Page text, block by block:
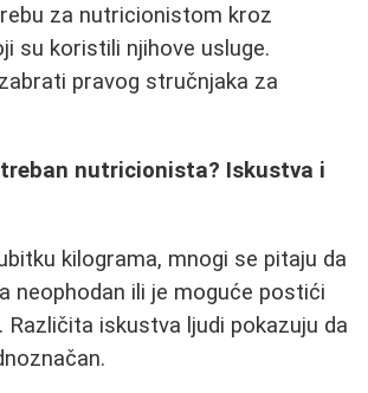
za nutricionistom kroz
su koristili njihove usluge.
pravog stručnjaka za
nutricionista? Iskustva i
kilograma, mnogi se pitaju da
neophodan ili je moguće postići
iskustva ljudi pokazuju da